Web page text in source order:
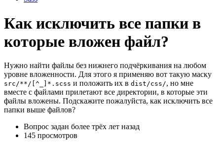
Как исключить все папки в
которые вложен файл?
Нужно найти файлы без нижнего подчёркивания на любом
уровне вложенности. Для этого я применяю вот такую маску
src/**/[^_]*.scss и положить их в dist/css/, но мне
вместе с файлами прилетают все директории, в которые эти
файлы вложены. Подскажите пожалуйста, как исключить все
папки выше файлов?
Вопрос задан более трёх лет назад
145 просмотров